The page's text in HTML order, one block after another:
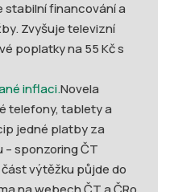
stabilní financování a
Zvyšuje televizní
poplatky na 55 Kč s
inflaci.Novela
telefony, tablety a
jedné platby za
sponzoring ČT
výtěžku půjde do